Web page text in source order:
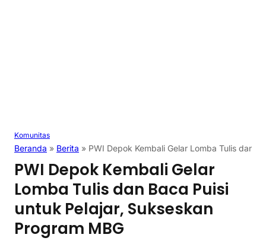
Komunitas
Beranda » Berita » PWI Depok Kembali Gelar Lomba Tulis dan
PWI Depok Kembali Gelar
Lomba Tulis dan Baca Puisi
untuk Pelajar, Sukseskan
Program MBG